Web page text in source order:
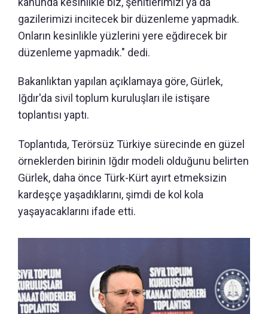
gazilerimizi incitecek bir düzenleme yapmadık.
Onların kesinlikle yüzlerini yere eğdirecek bir
düzenleme yapmadık." dedi.
Bakanlıktan yapılan açıklamaya göre, Gürlek,
Iğdır'da sivil toplum kuruluşları ile istişare
toplantısı yaptı.
Toplantıda, Terörsüz Türkiye sürecinde en güzel
örneklerden birinin Iğdır modeli olduğunu belirten
Gürlek, daha önce Türk-Kürt ayırt etmeksizin
kardeşçe yaşadıklarını, şimdi de kol kola
yaşayacaklarını ifade etti.